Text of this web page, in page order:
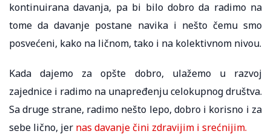
kontinuirana davanja, pa bi bilo dobro da radimo na
tome da davanje postane navika i nešto čemu smo
posvećeni, kako na ličnom, tako i na kolektivnom nivou.
Kada dajemo za opšte dobro, ulažemo u razvoj
zajednice i radimo na unapređenju celokupnog društva.
Sa druge strane, radimo nešto lepo, dobro i korisno i za
sebe lično, jer nas davanje čini zdravijim i srećnijim.